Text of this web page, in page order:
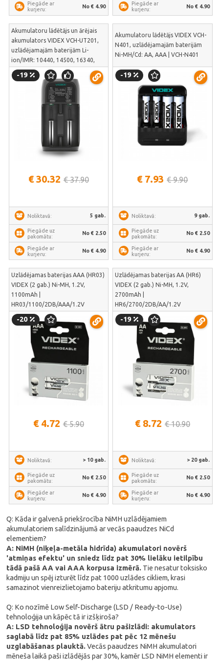
Piegāde ar
kurjeru:
No € 4.90
Piegāde ar
kurjeru:
No € 4.90
Akumulatoru lādētājs un ārējais
akumulators VIDEX VCH-UT201,
uzlādējamajām baterijām Li-
ion/IMR: 10440, 14500, 16340,
17500,17650,17670, 18490,
18500, 18650, 20700, 21700,
22650, 26500, 26650, 36250; un
Ni-MH/Cd: АААА, ААА, АА, А, SC,C,
D | VCH-UT201
-19
€ 30.32 € 37.90
Noliktavā: 5 gab.
Piegāde uz
pakomātu:
No € 2.50
Piegāde ar
kurjeru:
No € 4.90
Akumulatoru lādētājs VIDEX VCH-
N401, uzlādējamajām baterijām
Ni-MH/Cd: АА, ААА | VCH-N401
-19
€ 7.93 € 9.90
Noliktavā: 9 gab.
Piegāde uz
pakomātu:
No € 2.50
Piegāde ar
kurjeru:
No € 4.90
Uzlādējamas baterijas AAA (HR03)
VIDEX (2 gab.) Ni-MH, 1.2V,
1100mAh |
HR03/1100/2DB/AAA/1.2V
-20
€ 4.72 € 5.90
Noliktavā: > 10 gab.
Piegāde uz
pakomātu:
No € 2.50
Piegāde ar
kurjeru:
No € 4.90
Uzlādējamas baterijas AA (HR6)
VIDEX (2 gab.) Ni-MH, 1.2V,
2700mAh |
HR6/2700/2DB/AA/1.2V
-19
€ 8.72 € 10.90
Noliktavā: > 20 gab.
Piegāde uz
pakomātu:
No € 2.50
Piegāde ar
kurjeru:
No € 4.90
Q: Kāda ir galvenā priekšrocība NiMH uzlādējamiem
akumulatoriem salīdzinājumā ar vecās paaudzes NiCd
elementiem?
A: NiMH (niķeļa-metāla hidrīda) akumulatori novērš
'atmiņas efektu' un sniedz līdz pat 30% lielāku ietilpību
tādā pašā AA vai AAA korpusa izmērā. Tie nesatur toksisko
kadmiju un spēj izturēt līdz pat 1000 uzlādes cikliem, krasi
samazinot vienreizlietojamo bateriju atkritumu apjomu.
Q: Ko nozīmē Low Self-Discharge (LSD / Ready-to-Use)
tehnoloģija un kāpēc tā ir izšķiroša?
A: LSD tehnoloģija novērš ātru pašizlādi: akumulators
saglabā līdz pat 85% uzlādes pat pēc 12 mēnešu
uzglabāšanas plauktā.Vecās paaudzes NiMH akumulatori
mēneša laikā paši izlādējās par 30%, kamēr LSD NiMH elementi ir